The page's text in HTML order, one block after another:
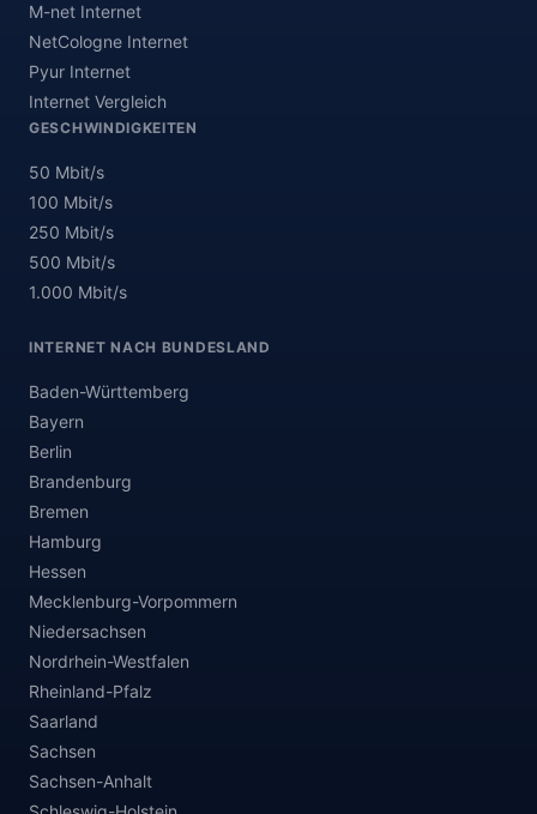
M-net Internet
NetCologne Internet
Pyur Internet
Internet Vergleich
GESCHWINDIGKEITEN
50 Mbit/s
100 Mbit/s
250 Mbit/s
500 Mbit/s
1.000 Mbit/s
INTERNET NACH BUNDESLAND
Baden-Württemberg
Bayern
Berlin
Brandenburg
Bremen
Hamburg
Hessen
Mecklenburg-Vorpommern
Niedersachsen
Nordrhein-Westfalen
Rheinland-Pfalz
Saarland
Sachsen
Sachsen-Anhalt